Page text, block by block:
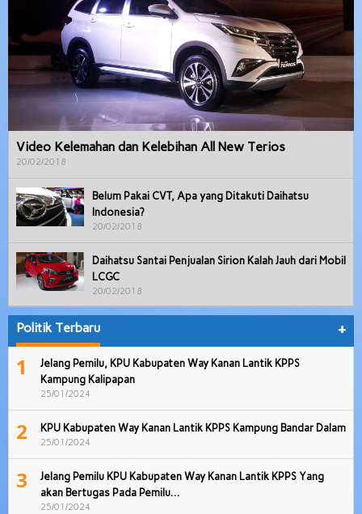
Video Kelemahan dan Kelebihan All New Terios
20/02/2018
Belum Pakai CVT, Apa yang Ditakuti Daihatsu
Indonesia?
20/02/2018
Daihatsu Santai Penjualan Sirion Kalah Jauh dari Mobil
LCGC
20/02/2018
Politik Terbaru +
1
Jelang Pemilu, KPU Kabupaten Way Kanan Lantik KPPS
Kampung Kalipapan
25/01/2024
2 KPU Kabupaten Way Kanan Lantik KPPS Kampung Bandar Dalam
25/01/2024
3
Jelang Pemilu KPU Kabupaten Way Kanan Lantik KPPS Yang
akan Bertugas Pada Pemilu…
25/01/2024